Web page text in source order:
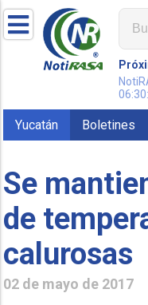
Yucatán Boletines
Se
de
calurosas
02 de mayo de 2017